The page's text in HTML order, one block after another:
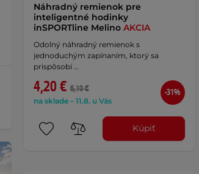
Náhradný remienok pre
inteligentné hodinky
inSPORTline Melino AKCIA
Odolný náhradný remienok s
jednoduchým zapínaním, ktorý sa
prispôsobí …
4,20 € 6,10 €
na sklade – 11.8. u Vás
-31%
Kúpiť